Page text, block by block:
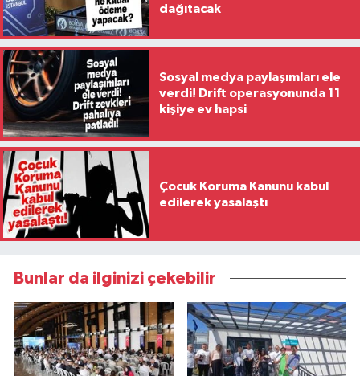
dağıtacak
Sosyal medya paylaşımları ele
verdi! Drift operasyonunda 11
kişiye ev hapsi
Çocuk Koruma Kanunu kabul
edilerek yasalaştı
Bunlar da ilginizi çekebilir